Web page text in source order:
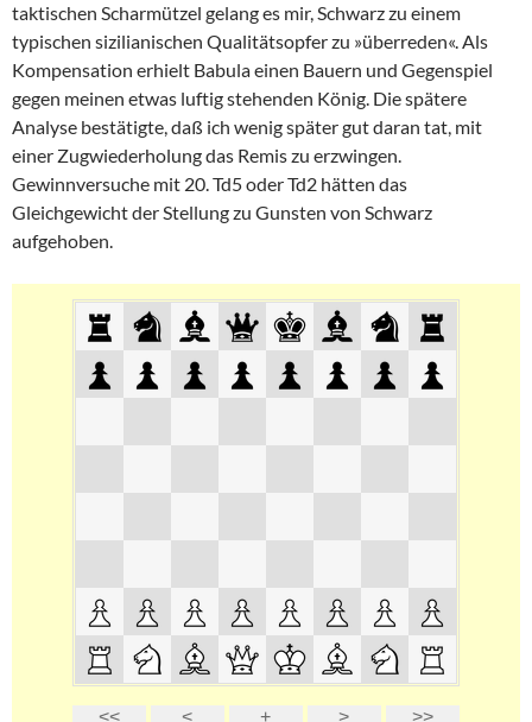
taktischen Scharmützel gelang es mir, Schwarz zu einem
typischen sizilianischen Qualitätsopfer zu »überreden«. Als
Kompensation erhielt Babula einen Bauern und Gegenspiel
gegen meinen etwas luftig stehenden König. Die spätere
Analyse bestätigte, daß ich wenig später gut daran tat, mit
einer Zugwiederholung das Remis zu erzwingen.
Gewinnversuche mit 20. Td5 oder Td2 hätten das
Gleichgewicht der Stellung zu Gunsten von Schwarz
aufgehoben.